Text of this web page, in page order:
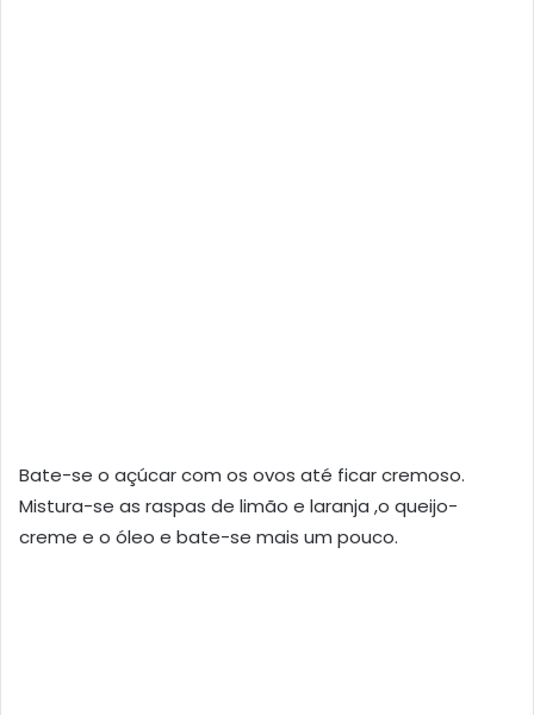
Bate-se o açúcar com os ovos até ficar cremoso.
Mistura-se as raspas de limão e laranja ,o queijo-
creme e o óleo e bate-se mais um pouco.